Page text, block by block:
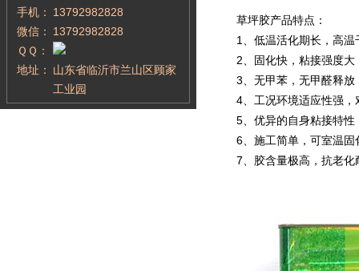
手机：
13792982828
微信：
13792982828
ＱＱ：
地址：
山东省临沂市兰山区顾家
工业园
草坪胶产品特点：
1、低温活化期长，高温
2、固化快，粘接强度
3、无甲苯，无甲醛释
4、工况环境适应性强，
5、优异的自身粘接特
6、施工简单，可室温固
7、胶含量极高，抗老化